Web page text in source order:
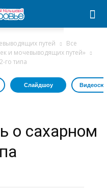
путей
Все
и мочевыводящих путей»
го типа
Слайдшоу
о сахарном